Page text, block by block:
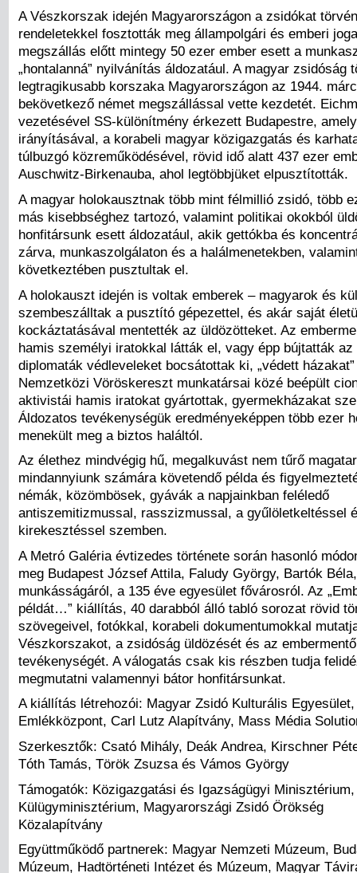
A Vészkorszak idején Magyarországon a zsidókat
rendeletekkel fosztották meg állampolgári és emberi
megszállás előtt mintegy 50 ezer ember esett a
„hontalanná” nyilvánítás áldozatául. A magyar zsidóság
legtragikusabb korszaka Magyarországon az 1944.
bekövetkező német megszállással vette kezdetét.
vezetésével SS-különítmény érkezett Budapestre,
irányításával, a korabeli magyar közigazgatás és
túlbuzgó közreműködésével, rövid idő alatt 437 ezer
Auschwitz-Birkenauba, ahol legtöbbjüket elpusztították.
A magyar holokausztnak több mint félmillió zsidó, több
más kisebbséghez tartozó, valamint politikai okokból
honfitársunk esett áldozatául, akik gettókba és
zárva, munkaszolgálaton és a halálmenetekben,
következtében pusztultak el.
A holokauszt idején is voltak emberek – magyarok és
szembeszálltak a pusztító gépezettel, és akár saját
kockáztatásával mentették az üldözötteket. Az
hamis személyi iratokkal látták el, vagy épp bújtatták az
diplomaták védleveleket bocsátottak ki, „védett
Nemzetközi Vöröskereszt munkatársai közé beépült
aktivistái hamis iratokat gyártottak, gyermekházakat
Áldozatos tevékenységük eredményeképpen több ezer
menekült meg a biztos haláltól.
Az élethez mindvégig hű, megalkuvást nem tűrő
mindannyiunk számára követendő példa és
némák, közömbösek, gyávák a napjainkban feléledő
antiszemitizmussal, rasszizmussal, a gyűlöletkeltéssel
kirekesztéssel szemben.
A Metró Galéria évtizedes története során hasonló
meg Budapest József Attila, Faludy György, Bartók
munkásságáról, a 135 éve egyesület fővárosról. Az
példát…” kiállítás, 40 darabból álló tabló sorozat rövid
szövegeivel, fotókkal, korabeli dokumentumokkal
Vészkorszakot, a zsidóság üldözését és az
tevékenységét. A válogatás csak kis részben tudja
megmutatni valamennyi bátor honfitársunkat.
A kiállítás létrehozói: Magyar Zsidó Kulturális
Emlékközpont, Carl Lutz Alapítvány, Mass Média
Szerkesztők: Csató Mihály, Deák Andrea, Kirschner
Tóth Tamás, Török Zsuzsa és Vámos György
Támogatók: Közigazgatási és Igazságügyi Minisztérium,
Külügyminisztérium, Magyarországi Zsidó Örökség
Közalapítvány
Együttműködő partnerek: Magyar Nemzeti Múzeum,
Múzeum, Hadtörténeti Intézet és Múzeum, Magyar